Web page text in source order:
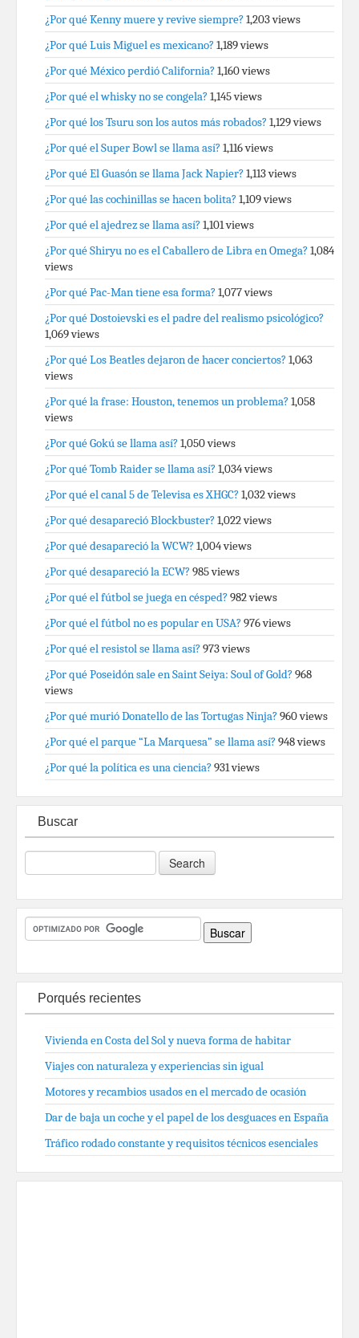
¿Por qué Kenny muere y revive siempre? 1,203 views
¿Por qué Luis Miguel es mexicano? 1,189 views
¿Por qué México perdió California? 1,160 views
¿Por qué el whisky no se congela? 1,145 views
¿Por qué los Tsuru son los autos más robados? 1,129 views
¿Por qué el Super Bowl se llama así? 1,116 views
¿Por qué El Guasón se llama Jack Napier? 1,113 views
¿Por qué las cochinillas se hacen bolita? 1,109 views
¿Por qué el ajedrez se llama así? 1,101 views
¿Por qué Shiryu no es el Caballero de Libra en Omega? 1,084
views
¿Por qué Pac-Man tiene esa forma? 1,077 views
¿Por qué Dostoievski es el padre del realismo psicológico?
1,069 views
¿Por qué Los Beatles dejaron de hacer conciertos? 1,063
views
¿Por qué la frase: Houston, tenemos un problema? 1,058
views
¿Por qué Gokú se llama así? 1,050 views
¿Por qué Tomb Raider se llama así? 1,034 views
¿Por qué el canal 5 de Televisa es XHGC? 1,032 views
¿Por qué desapareció Blockbuster? 1,022 views
¿Por qué desapareció la WCW? 1,004 views
¿Por qué desapareció la ECW? 985 views
¿Por qué el fútbol se juega en césped? 982 views
¿Por qué el fútbol no es popular en USA? 976 views
¿Por qué el resistol se llama así? 973 views
¿Por qué Poseidón sale en Saint Seiya: Soul of Gold? 968
views
¿Por qué murió Donatello de las Tortugas Ninja? 960 views
¿Por qué el parque “La Marquesa” se llama así? 948 views
¿Por qué la política es una ciencia? 931 views
Buscar
Porqués recientes
Vivienda en Costa del Sol y nueva forma de habitar
Viajes con naturaleza y experiencias sin igual
Motores y recambios usados en el mercado de ocasión
Dar de baja un coche y el papel de los desguaces en España
Tráfico rodado constante y requisitos técnicos esenciales